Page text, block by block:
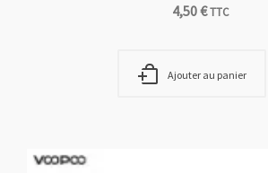
4,50€TTC
Ajouter au panier